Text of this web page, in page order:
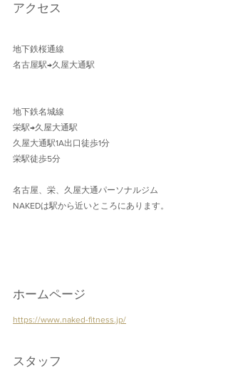
アクセス
地下鉄桜通線
名古屋駅→久屋大通駅
地下鉄名城線
栄駅→久屋大通駅
久屋大通駅1A出口徒歩1分
栄駅徒歩5分
名古屋、栄、久屋大通パーソナルジム
NAKEDは駅から近いところにあります。
ホームページ
https://www.naked-fitness.jp/
スタッフ